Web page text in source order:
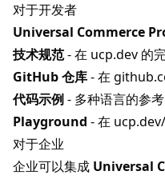
对于开发者
Universal Commerce
技术规范- 在 ucp.dev 的
GitHub 仓库- 在
代码示例- 多种语言的参
Playground - 在
对于企业
企业可以集成 Universal